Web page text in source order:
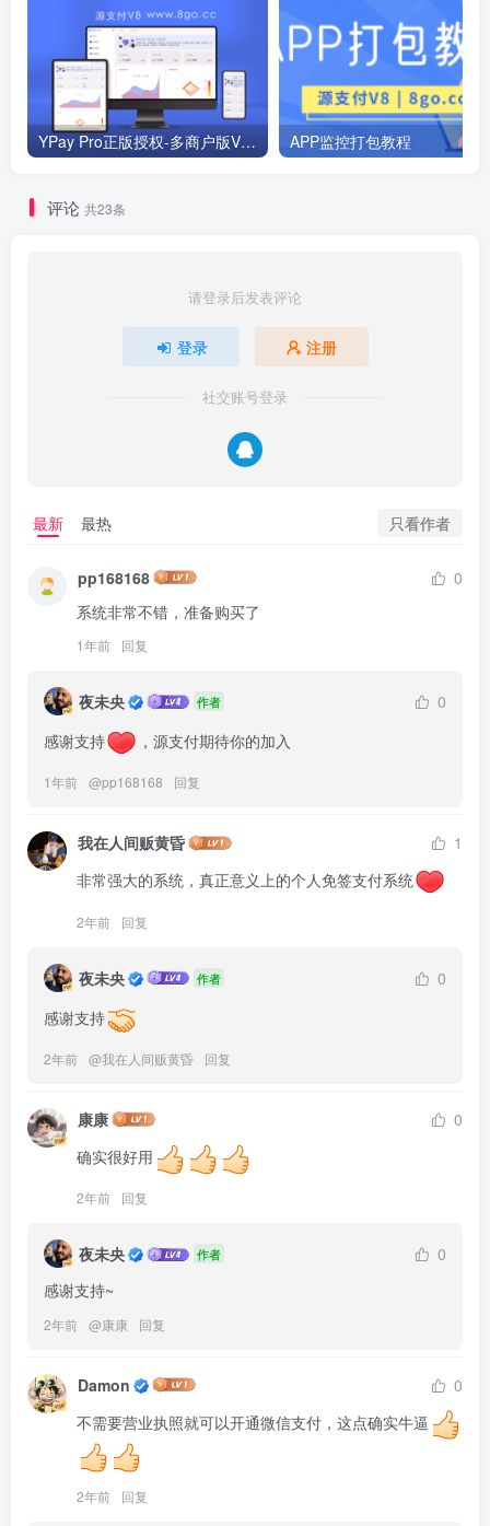
YPay Pro正版授权-多商户版V1.8.1【8月2日更新】 APP监控打包教程
评论 共23条
请登录后发表评论
登录 注册
社交账号登录
最新 最热 只看作者
pp168168
0
系统非常不错，准备购买了
1年前 回复
夜未央 作者
0
感谢支持
，源支付期待你的加入
1年前 @pp168168 回复
我在人间贩黄昏
1
非常强大的系统，真正意义上的个人免签支付系统
2年前 回复
夜未央 作者
0
感谢支持
2年前 @我在人间贩黄昏 回复
康康
0
确实很好用
2年前 回复
夜未央 作者
0
感谢支持~
2年前 @康康 回复
Damon
0
不需要营业执照就可以开通微信支付，这点确实牛逼
2年前 回复